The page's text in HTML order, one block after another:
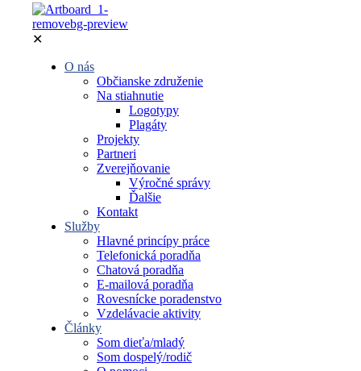
✕
O nás
Občianske združenie
Na stiahnutie
Logotypy
Plagáty
Projekty
Partneri
Zverejňovanie
Výročné správy
Ďalšie
Kontakt
Služby
Hlavné princípy práce
Telefonická poradňa
Chatová poradňa
E-mailová poradňa
Rovesnícke poradenstvo
Vzdelávacie aktivity
Články
Som dieťa/mladý
Som dospelý/rodič